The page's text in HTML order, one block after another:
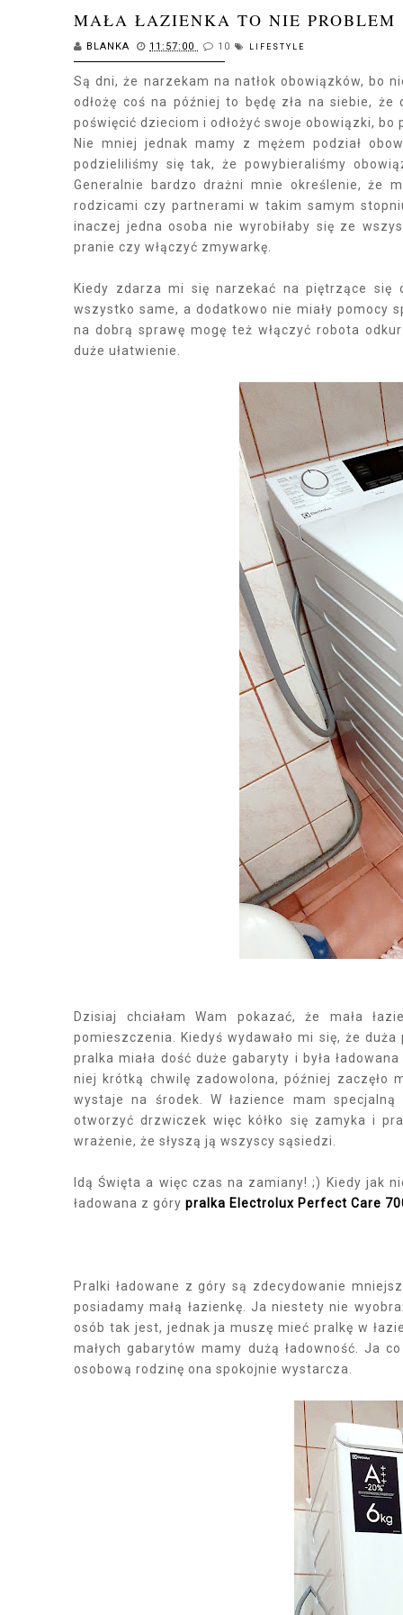
MAŁA ŁAZIENKA TO NIE PROBLEM
BLANKA 11:57:00 10 LIFESTYLE
Są dni, że narzekam na natłok obowiązków, bo
odłożę coś na później to będę zła na siebie,
poświęcić dzieciom i odłożyć swoje obowiązki, bo
Nie mniej jednak mamy z mężem podział
podzieliliśmy się tak, że powybieraliśmy
Generalnie bardzo drażni mnie określenie, że
rodzicami czy partnerami w takim samym
inaczej jedna osoba nie wyrobiłaby się ze
pranie czy włączyć zmywarkę.
Kiedy zdarza mi się narzekać na piętrzące się
wszystko same, a dodatkowo nie miały pomocy
na dobrą sprawę mogę też włączyć robota
duże ułatwienie.
Dzisiaj chciałam Wam pokazać, że mała
pomieszczenia. Kiedyś wydawało mi się, że
pralka miała dość duże gabaryty i była
niej krótką chwilę zadowolona, później
wystaje na środek. W łazience mam
otworzyć drzwiczek więc kółko się zamyka i
wrażenie, że słyszą ją wszyscy sąsiedzi.
Idą Święta a więc czas na zamiany! ;) Kiedy jak
ładowana z góry pralka Electrolux Perfect Care
Pralki ładowane z góry są zdecydowanie
posiadamy małą łazienkę. Ja niestety nie
osób tak jest, jednak ja muszę mieć pralkę w
małych gabarytów mamy dużą ładowność. Ja
osobową rodzinę ona spokojnie wystarcza.